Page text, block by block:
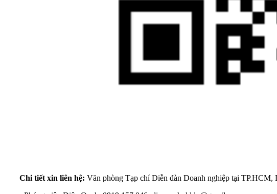
Chi tiết xin liên hệ: Văn phòng Tạp chí Diễn đàn Doanh nghiệp tại